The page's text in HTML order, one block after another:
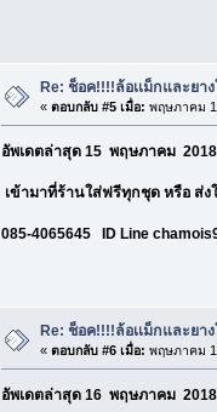
Re: ช็อค!!!!ล้อเเม็กและยา
«ตอบกลับ #5 เมื่อ: พฤษภาคม
อัพเดตล่าสุด 15 พฤษภาคม
เข้ามาที่ร้านใส่ฟรีทุกชุด หรือ ส่
085-4065645 ID Line
Re: ช็อค!!!!ล้อเเม็กและยา
«ตอบกลับ #6 เมื่อ: พฤษภาคม
อัพเดตล่าสุด 16 พฤษภาคม